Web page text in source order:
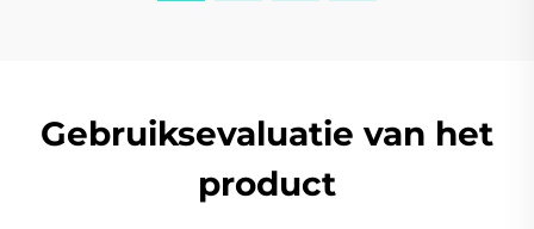
Gebruiksevaluatie van het
product